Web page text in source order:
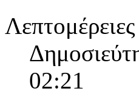
Λεπτομέρειες
02:21